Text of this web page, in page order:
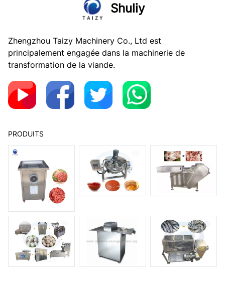
Shuliy
Zhengzhou Taizy Machinery Co., Ltd est
principalement engagée dans la machinerie de
transformation de la viande.
PRODUITS